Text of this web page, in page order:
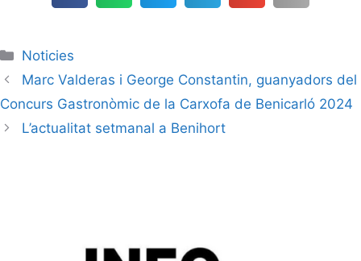
Noticies
Marc Valderas i George Constantin, guanyadors del
Concurs Gastronòmic de la Carxofa de Benicarló 2024
L’actualitat setmanal a Benihort